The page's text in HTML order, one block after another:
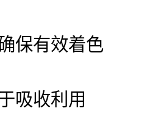
保有效着色
吸收利用